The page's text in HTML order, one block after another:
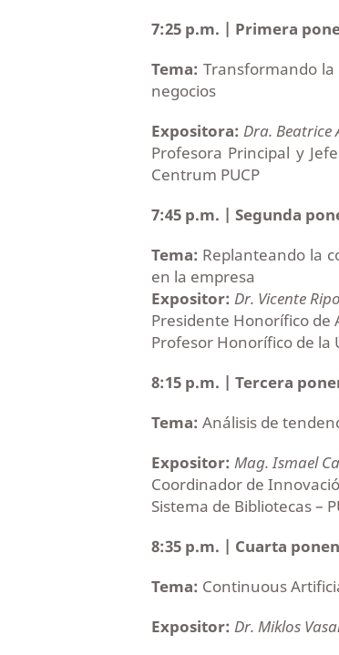
7:25 p.m. | Primera
Tema: Transformando
negocios
Expositora: Dra. Beatrice
Profesora Principal y
Centrum PUCP
7:45 p.m. | Segunda
Tema: Replanteando la
en la empresa
Expositor: Dr. Vicente
Presidente Honorífico de
Profesor Honorífico de la
8:15 p.m. | Tercera
Tema: Análisis de
Expositor: Mag. Ismael
Coordinador de
Sistema de Bibliotecas –
8:35 p.m. | Cuarta
Tema: Continuous
Expositor: Dr. Miklos